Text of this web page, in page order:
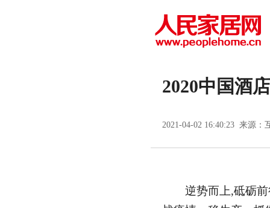
2020中国酒
2021-04-02 16:40:23 来源：
逆势而上,砥砺前